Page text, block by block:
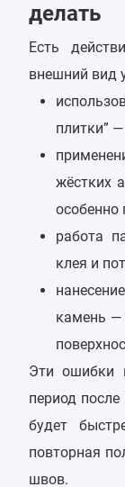
делать
Есть
внешний вид
плитки”
жёстких
особенно
работа
клея и
камень —
Эти ошибки
период
будет
повторная
швов.